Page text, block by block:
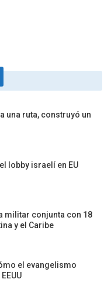
una ruta, construyó un
lobby israelí en EU
militar conjunta con 18
y el Caribe
el evangelismo